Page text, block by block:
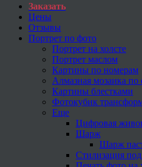
Заказать
Цены
Отзывы
Портрет по фото
Портрет на холсте
Портрет маслом
Картины по номерам
Алмазная мозаика по
Картины блестками
Фотокубик
Еще
Цифровая
Шарж
Шарж
Стилизация